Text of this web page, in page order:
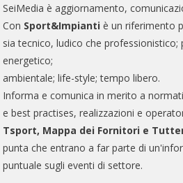
SeiMedia è aggiornamento,
Con Sport&Impianti è un riferimento
sia tecnico, ludico che professionistico;
energetico;
ambientale; life-style; tempo libero.
Informa e comunica in merito a
e best practises, realizzazioni e
Tsport, Mappa dei Fornitori e
punta che entrano a far parte di
puntuale sugli eventi di settore.